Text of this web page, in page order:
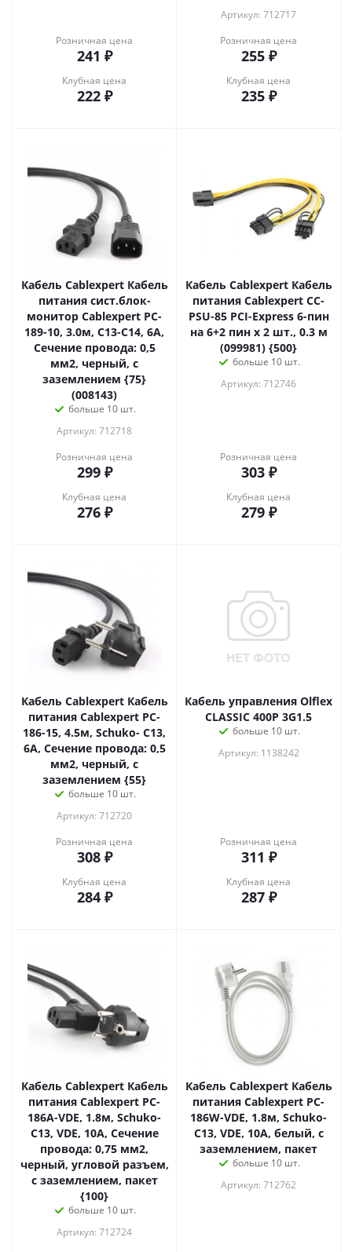
Розничная цена
241 ₽
Клубная цена
222₽
Артикул: 712717
Розничная цена
255₽
Клубная цена
235₽
Кабель Cablexpert Кабель
питания сист.блок-
монитор Cablexpert PC-
189-10, 3.0м, C13-C14, 6А,
Сечение провода: 0,5
мм2, черный, с
заземлением {75}
(008143)
больше 10 шт.
Артикул: 712718
Розничная цена
299₽
Клубная цена
276₽
Кабель Cablexpert Кабель
питания Cablexpert CC-
PSU-85 PCI-Express 6-пин
на 6+2 пин x 2 шт., 0.3 м
(099981) {500}
больше 10 шт.
Артикул: 712746
Розничная цена
303₽
Клубная цена
279₽
Кабель Cablexpert Кабель
питания Cablexpert PC-
186-15, 4.5м, Schuko- C13,
6А, Сечение провода: 0,5
мм2, черный, с
заземлением {55}
больше 10 шт.
Артикул: 712720
Розничная цена
308₽
Клубная цена
284₽
Кабель управления Olflex
CLASSIC 400P 3G1.5
больше 10 шт.
Артикул: 1138242
Розничная цена
311 ₽
Клубная цена
287₽
Кабель Cablexpert Кабель
питания Cablexpert PC-
186A-VDE, 1.8м, Schuko-
C13, VDE, 10А, Сечение
провода: 0,75 мм2,
черный, угловой разъем,
с заземлением, пакет
{100}
больше 10 шт.
Артикул: 712724
Кабель Cablexpert Кабель
питания Cablexpert PC-
186W-VDE, 1.8м, Schuko-
C13, VDE, 10А, белый, с
заземлением, пакет
больше 10 шт.
Артикул: 712762